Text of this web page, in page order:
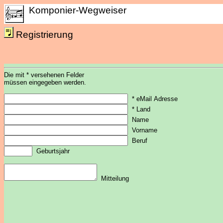
Komponier-Wegweiser
Registrierung
Die mit * versehenen Felder
müssen eingegeben werden.
* eMail Adresse
* Land
Name
Vorname
Beruf
Geburtsjahr
Mitteilung